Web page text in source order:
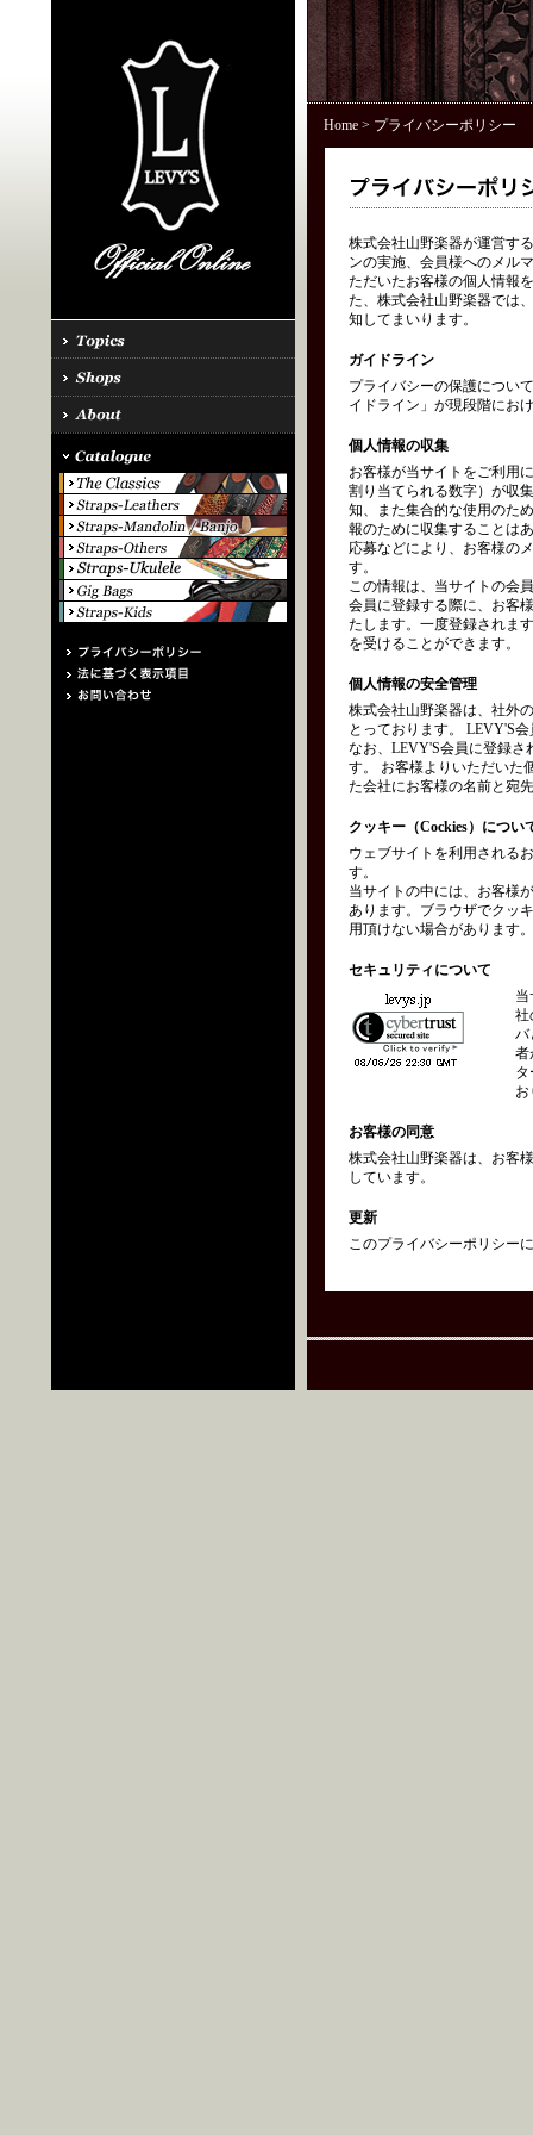
Home> プライバシーポリシー
株式会社山野楽器が運営す
ンの実施、会員様へのメル
ただいたお客様の個人情報
た、株式会社山野楽器では
知してまいります。
ガイドライン
プライバシーの保護につい
イドライン」が現段階にお
個人情報の収集
お客様が当サイトをご利用
割り当てられる数字）が収
知、また集合的な使用のた
報のために収集することは
応募などにより、お客様の
す。
この情報は、当サイトの会
会員に登録する際に、お客
たします。一度登録されま
を受けることができます。
個人情報の安全管理
株式会社山野楽器は、社外
とっております。 LEVY'S
なお、LEVY'S会員に登録さ
す。 お客様よりいただいた
た会社にお客様の名前と宛
クッキー（Cockies）につい
ウェブサイトを利用される
す。
当サイトの中には、お客様
あります。ブラウザでクッ
用頂けない場合があります。
セキュリティについて
社
バ
者
お客様の同意
株式会社山野楽器は、お客
しています。
更新
このプライバシーポリシー